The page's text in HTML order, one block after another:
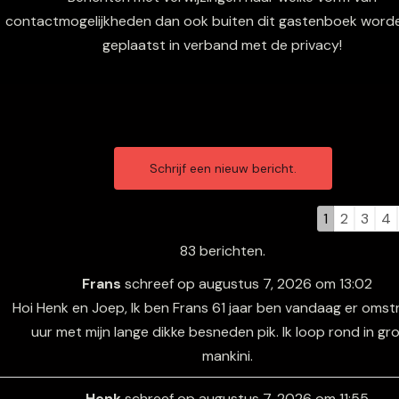
contactmogelijkheden dan ook buiten dit gastenboek
geplaatst in verband met de privacy!
door
de
1 2 3 4
83 berichten.
Frans schreef op augustus 7, 2026 om 13:02
Hoi Henk en Joep, Ik ben Frans 61 jaar ben vandaag er
uur met mijn lange dikke besneden pik. Ik loop rond in
mankini.
door
de